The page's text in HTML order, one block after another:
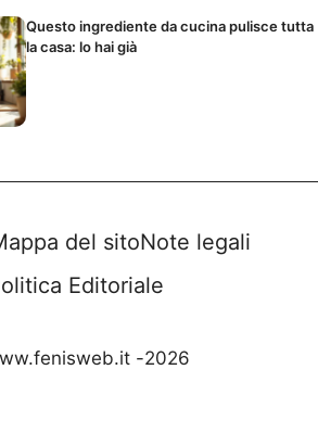
Questo ingrediente da cucina pulisce tutta
la casa: lo hai già
del sitoNote legali
Editoriale
-2026